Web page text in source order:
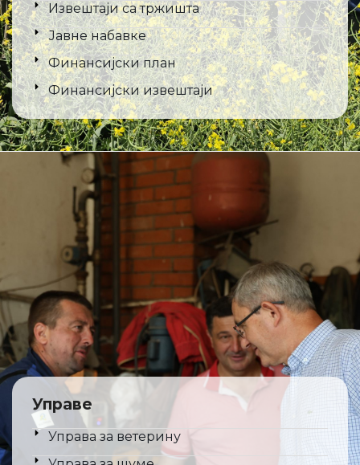
Извештаји са тржишта
Јавне набавке
Финансијски план
Финансијски извештаји
Управе
Управа за ветерину